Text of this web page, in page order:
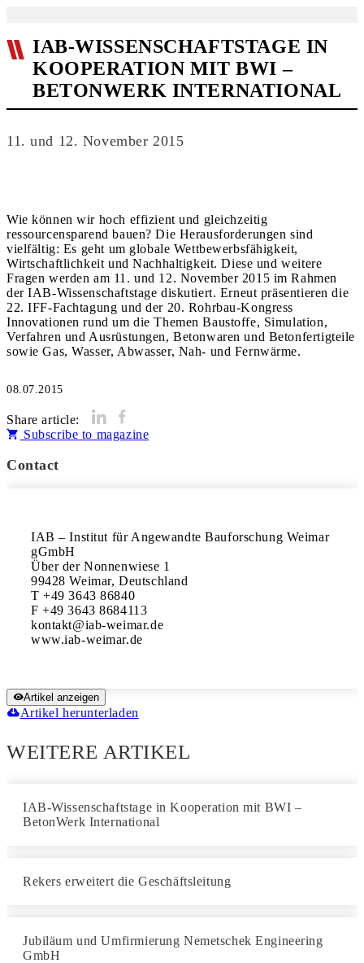
IAB-WISSENSCHAFTSTAGE IN
KOOPERATION MIT BWI –
BETONWERK INTERNATIONAL
11. und 12. November 2015
Wie können wir hoch effizient und gleichzeitig
ressourcensparend bauen? Die Herausforderungen sind
vielfältig: Es geht um globale Wettbewerbsfähigkeit,
Wirtschaftlichkeit und Nachhaltigkeit. Diese und weitere
Fragen werden am 11. und 12. November 2015 im Rahmen
der IAB-Wissenschaftstage diskutiert. Erneut präsentieren die
22. IFF-Fachtagung und der 20. Rohrbau-Kongress
Innovationen rund um die Themen Baustoffe, Simulation,
Verfahren und Ausrüstungen, Betonwaren und Betonfertigteile
sowie Gas, Wasser, Abwasser, Nah- und Fern­wärme.
08.07.2015
Share article:
Subscribe to magazine
Contact
IAB – Institut für Angewandte Bauforschung Weimar
gGmbH
Über der Nonnenwiese 1
99428 Weimar, Deutschland
T +49 3643 86840
F +49 3643 8684113
kontakt@iab-weimar.de
www.iab-weimar.de
Artikel anzeigen
Artikel herunterladen
WEITERE ARTIKEL
IAB-Wissenschaftstage in Kooperation mit BWI –
BetonWerk International
Rekers erweitert die Geschäftsleitung
Jubiläum und Umfirmierung Nemetschek Engineering
GmbH